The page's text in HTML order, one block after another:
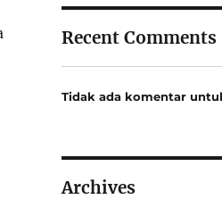
Recent Comments
Tidak ada komentar
Archives